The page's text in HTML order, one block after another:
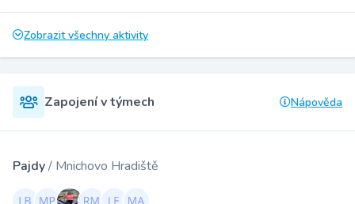
Zobrazit všechny aktivity
Zapojení v týmech Nápověda
Pajdy/ Mnichovo Hradiště